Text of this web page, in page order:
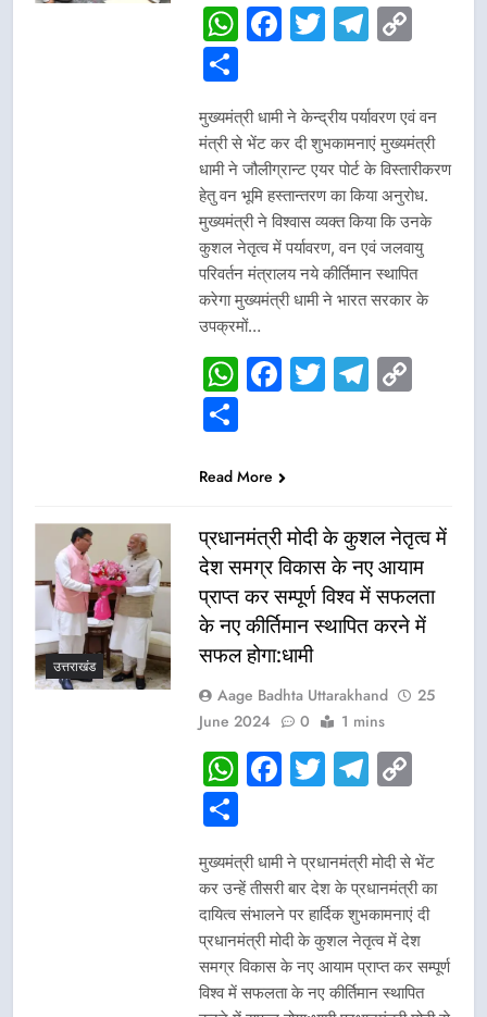
WhatsApp
Facebook
Twitter
Share
मुख्यमंत्री धामी ने केन्द्रीय पर्यावरण एवं वन
मंत्री से भेंट कर दी शुभकामनाएं मुख्यमंत्री
धामी ने जौलीग्रान्ट एयर पोर्ट के विस्तारीकरण
हेतु वन भूमि हस्तान्तरण का किया अनुरोध.
मुख्यमंत्री ने विश्वास व्यक्त किया कि उनके
कुशल नेतृत्व में पर्यावरण, वन एवं जलवायु
परिवर्तन मंत्रालय नये कीर्तिमान स्थापित
करेगा मुख्यमंत्री धामी ने भारत सरकार के
उपक्रमों…
WhatsApp
Facebook
Twitter
Share
Read More
उत्तराखंड
प्रधानमंत्री मोदी के कुशल नेतृत्व में
देश समग्र विकास के नए आयाम
प्राप्त कर सम्पूर्ण विश्व में सफलता
के नए कीर्तिमान स्थापित करने में
सफल होगा:धामी
Aage Badhta Uttarakhand
25
June 2024
0 1 mins
WhatsApp
Facebook
Twitter
Share
मुख्यमंत्री धामी ने प्रधानमंत्री मोदी से भेंट
कर उन्हें तीसरी बार देश के प्रधानमंत्री का
दायित्व संभालने पर हार्दिक शुभकामनाएं दी
प्रधानमंत्री मोदी के कुशल नेतृत्व में देश
समग्र विकास के नए आयाम प्राप्त कर सम्पूर्ण
विश्व में सफलता के नए कीर्तिमान स्थापित